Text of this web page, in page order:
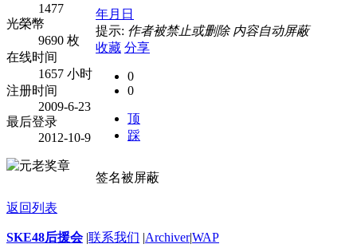
1477
光榮幣
9690 枚
在线时间
1657 小时
注册时间
2009-6-23
最后登录
2012-10-9
年月日
提示: 作者被禁止或删除 内容自动屏蔽
收藏 分享
0
0
顶
踩
签名被屏蔽
返回列表
SKE48后援会 |联系我们 |Archiver|WAP